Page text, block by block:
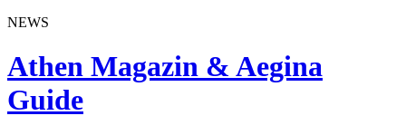
NEWS
Athen Magazin & Aegina
Guide